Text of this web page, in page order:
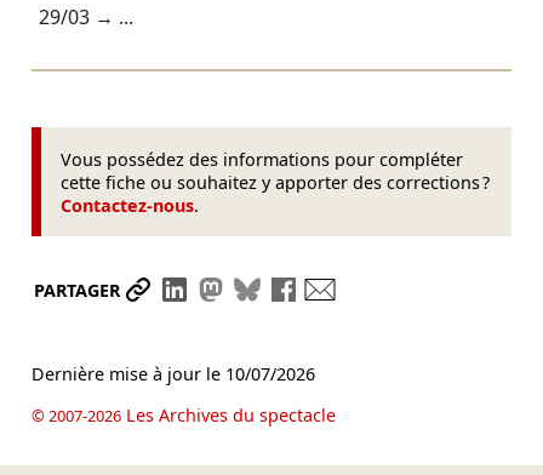
29/03→ ...
Vous possédez des informations pour compléter
cette fiche ou souhaitez y apporter des corrections ?
Contactez-nous.
PARTAGER Partager le lien
Partager sur LinkedIn
Partager sur Mastodon
Partager sur Bluesky
Partager sur Facebook
Dernière mise à jour le 10/07/2026
© 2007-2026Les Archives du spectacle